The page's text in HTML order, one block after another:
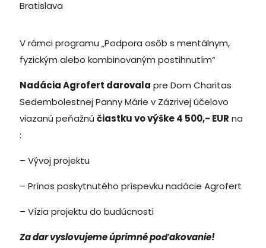
Bratislava
V rámci programu „Podpora osôb s mentálnym,
fyzickým alebo kombinovaným postihnutím“
Nadácia Agrofert darovala pre Dom Charitas
Sedembolestnej Panny Márie v Zázrivej účelovo
viazanú peňažnú čiastku vo výške 4 500,- EUR na
:
– Vývoj projektu
– Prínos poskytnutého príspevku nadácie Agrofert
– Vízia projektu do budúcnosti
Za dar vyslovujeme úprimné poďakovanie!